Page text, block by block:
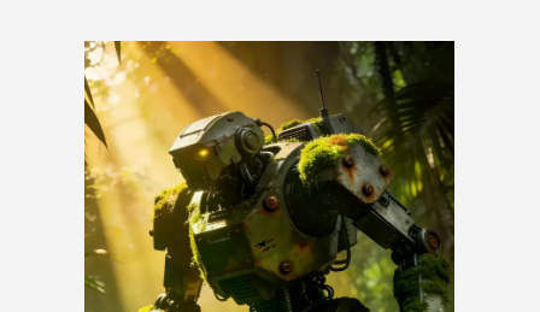
製品ニュース製品案内会社案内
人工知能の写真
その他のツール
すべてのツールを見る